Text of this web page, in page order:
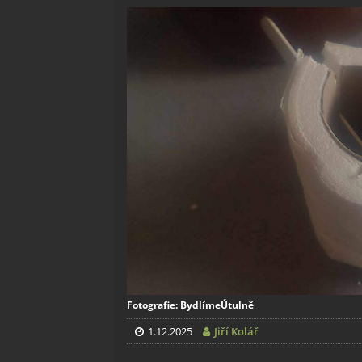
Fotografie: BydlímeÚtulně
1.12.2025 Jiří Kolář